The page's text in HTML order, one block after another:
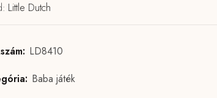
Little Dutch
LD8410
Baba játék